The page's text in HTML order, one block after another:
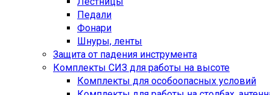
Педали
Фонари
Шнуры, ленты
Защита от падения инструмента
Комплекты СИЗ для работы на высоте
Комплекты для особоопасных условий